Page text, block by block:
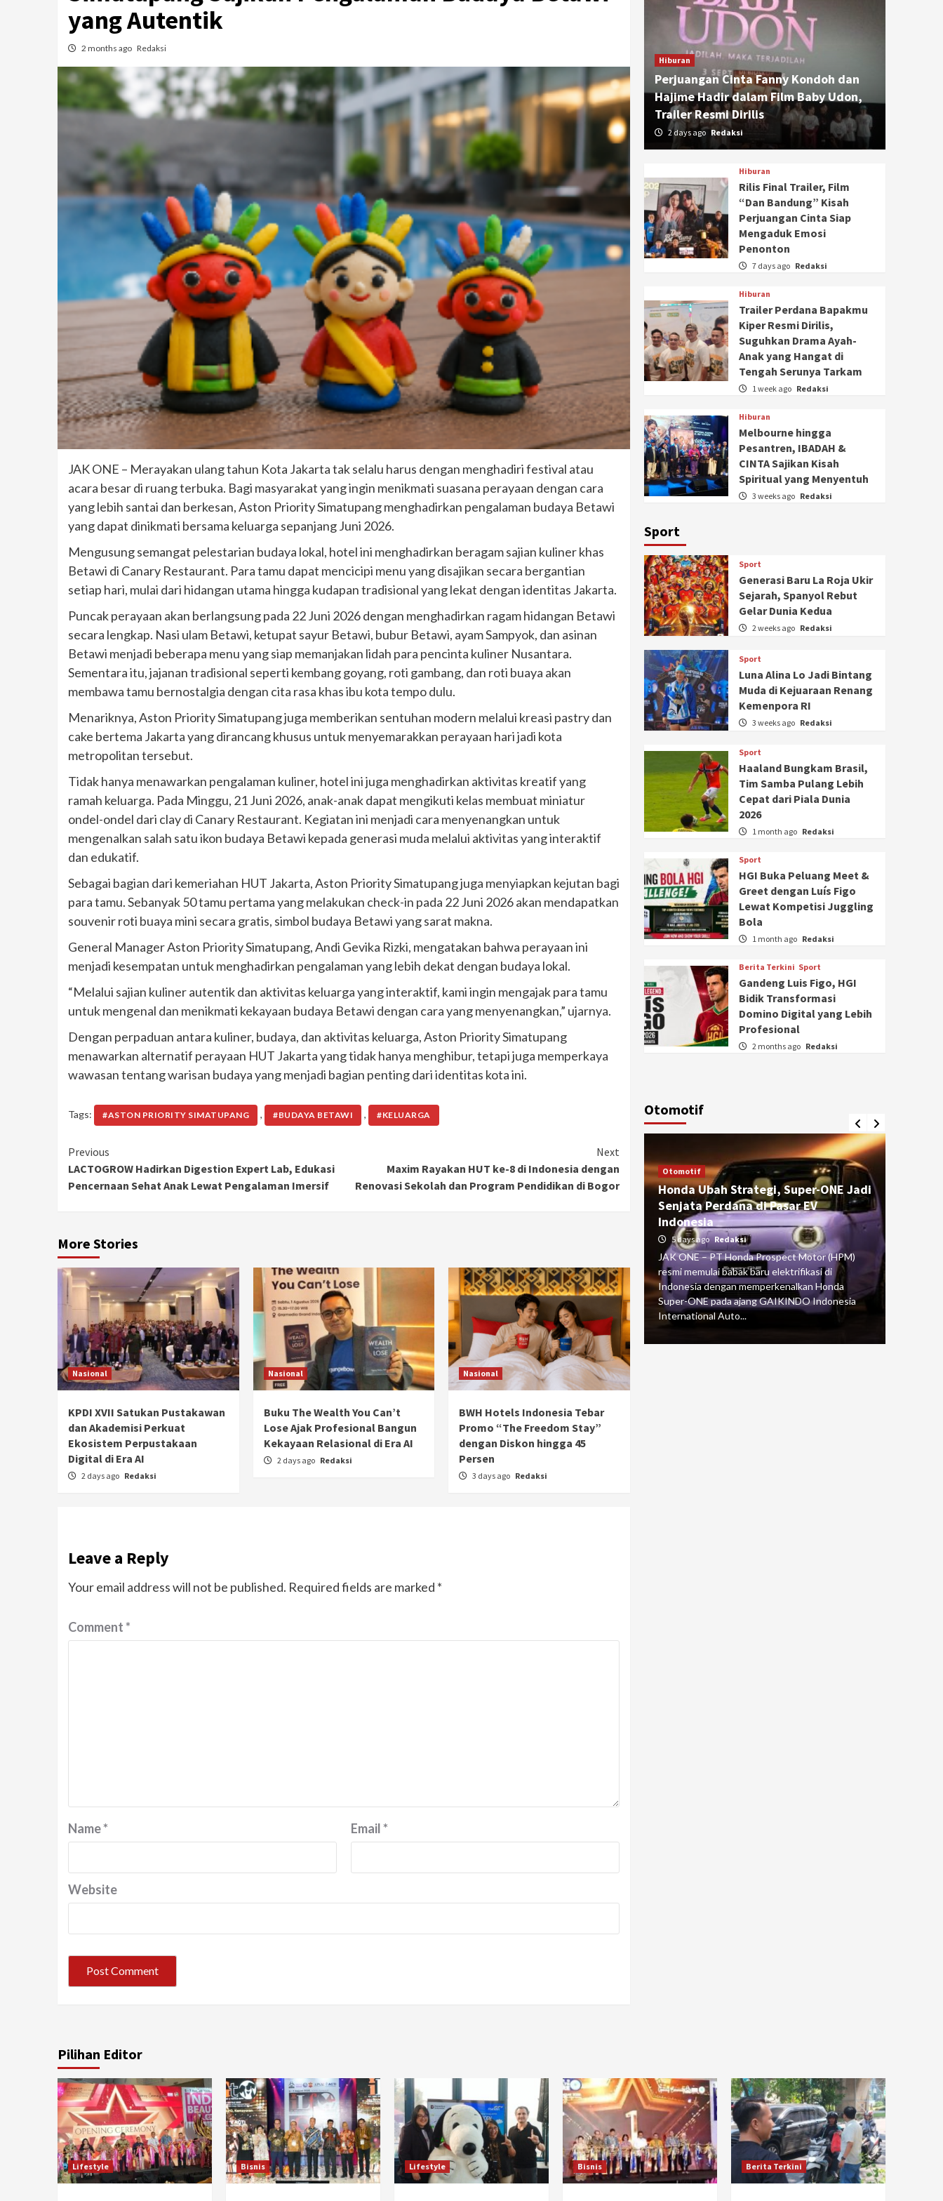
yang Autentik
2 months ago Redaksi
JAK ONE – Merayakan ulang tahun Kota Jakarta tak selalu harus dengan menghadiri festival atau
acara besar di ruang terbuka. Bagi masyarakat yang ingin menikmati suasana perayaan dengan cara
yang lebih santai dan berkesan, Aston Priority Simatupang menghadirkan pengalaman budaya Betawi
yang dapat dinikmati bersama keluarga sepanjang Juni 2026.
Mengusung semangat pelestarian budaya lokal, hotel ini menghadirkan beragam sajian kuliner khas
Betawi di Canary Restaurant. Para tamu dapat mencicipi menu yang disajikan secara bergantian
setiap hari, mulai dari hidangan utama hingga kudapan tradisional yang lekat dengan identitas Jakarta.
Puncak perayaan akan berlangsung pada 22 Juni 2026 dengan menghadirkan ragam hidangan Betawi
secara lengkap. Nasi ulam Betawi, ketupat sayur Betawi, bubur Betawi, ayam Sampyok, dan asinan
Betawi menjadi beberapa menu yang siap memanjakan lidah para pencinta kuliner Nusantara.
Sementara itu, jajanan tradisional seperti kembang goyang, roti gambang, dan roti buaya akan
membawa tamu bernostalgia dengan cita rasa khas ibu kota tempo dulu.
Menariknya, Aston Priority Simatupang juga memberikan sentuhan modern melalui kreasi pastry dan
cake bertema Jakarta yang dirancang khusus untuk menyemarakkan perayaan hari jadi kota
metropolitan tersebut.
Tidak hanya menawarkan pengalaman kuliner, hotel ini juga menghadirkan aktivitas kreatif yang
ramah keluarga. Pada Minggu, 21 Juni 2026, anak-anak dapat mengikuti kelas membuat miniatur
ondel-ondel dari clay di Canary Restaurant. Kegiatan ini menjadi cara menyenangkan untuk
mengenalkan salah satu ikon budaya Betawi kepada generasi muda melalui aktivitas yang interaktif
dan edukatif.
Sebagai bagian dari kemeriahan HUT Jakarta, Aston Priority Simatupang juga menyiapkan kejutan bagi
para tamu. Sebanyak 50 tamu pertama yang melakukan check-in pada 22 Juni 2026 akan mendapatkan
souvenir roti buaya mini secara gratis, simbol budaya Betawi yang sarat makna.
General Manager Aston Priority Simatupang, Andi Gevika Rizki, mengatakan bahwa perayaan ini
menjadi kesempatan untuk menghadirkan pengalaman yang lebih dekat dengan budaya lokal.
“Melalui sajian kuliner autentik dan aktivitas keluarga yang interaktif, kami ingin mengajak para tamu
untuk mengenal dan menikmati kekayaan budaya Betawi dengan cara yang menyenangkan,” ujarnya.
Dengan perpaduan antara kuliner, budaya, dan aktivitas keluarga, Aston Priority Simatupang
menawarkan alternatif perayaan HUT Jakarta yang tidak hanya menghibur, tetapi juga memperkaya
wawasan tentang warisan budaya yang menjadi bagian penting dari identitas kota ini.
Tags: #ASTON PRIORITY SIMATUPANG , #BUDAYA BETAWI , #KELUARGA
Continue
Reading
Previous
LACTOGROW Hadirkan Digestion Expert Lab, Edukasi
Pencernaan Sehat Anak Lewat Pengalaman Imersif
Next
Maxim Rayakan HUT ke-8 di Indonesia dengan
Renovasi Sekolah dan Program Pendidikan di Bogor
More Stories
Nasional
KPDI XVII Satukan Pustakawan
dan Akademisi Perkuat
Ekosistem Perpustakaan
Digital di Era AI
2 days ago Redaksi
Nasional
Buku The Wealth You Can’t
Lose Ajak Profesional Bangun
Kekayaan Relasional di Era AI
2 days ago Redaksi
Nasional
BWH Hotels Indonesia Tebar
Promo “The Freedom Stay”
dengan Diskon hingga 45
Persen
3 days ago Redaksi
Leave a Reply
Your email address will not be published. Required fields are marked *
Comment*
Name* Email*
Website
Hiburan
Perjuangan Cinta Fanny Kondoh dan
Hajime Hadir dalam Film Baby Udon,
Trailer Resmi Dirilis
2 days ago Redaksi
Hiburan
Rilis Final Trailer, Film
“Dan Bandung” Kisah
Perjuangan Cinta Siap
Mengaduk Emosi
Penonton
7 days ago Redaksi
Hiburan
Trailer Perdana Bapakmu
Kiper Resmi Dirilis,
Suguhkan Drama Ayah-
Anak yang Hangat di
Tengah Serunya Tarkam
1 week ago Redaksi
Hiburan
Melbourne hingga
Pesantren, IBADAH &
CINTA Sajikan Kisah
Spiritual yang Menyentuh
3 weeks ago Redaksi
Sport
Sport
Generasi Baru La Roja Ukir
Sejarah, Spanyol Rebut
Gelar Dunia Kedua
2 weeks ago Redaksi
Sport
Luna Alina Lo Jadi Bintang
Muda di Kejuaraan Renang
Kemenpora RI
3 weeks ago Redaksi
Sport
Haaland Bungkam Brasil,
Tim Samba Pulang Lebih
Cepat dari Piala Dunia
2026
1 month ago Redaksi
Sport
HGI Buka Peluang Meet &
Greet dengan Luís Figo
Lewat Kompetisi Juggling
Bola
1 month ago Redaksi
Berita Terkini Sport
Gandeng Luis Figo, HGI
Bidik Transformasi
Domino Digital yang Lebih
Profesional
2 months ago Redaksi
Otomotif
Otomotif
Ducati semakin istimewa dengan peluncuran
Collezione 100, sebuah koleksi motor edisi
terbatas yang mengangkat kembali sejumlah
livery paling...
Otomotif
Honda Ubah Strategi, Super-ONE Jadi
Senjata Perdana di Pasar EV
Indonesia
5 days ago Redaksi
JAK ONE – PT Honda Prospect Motor (HPM)
resmi memulai babak baru elektrifikasi di
Indonesia dengan memperkenalkan Honda
Super-ONE pada ajang GAIKINDO Indonesia
International Auto...
Pilihan Editor
Lifestyle Bisnis Lifestyle Bisnis Berita Terkini